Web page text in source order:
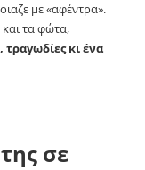
με «αφέντρα».
τα φώτα,
κι ένα
σε